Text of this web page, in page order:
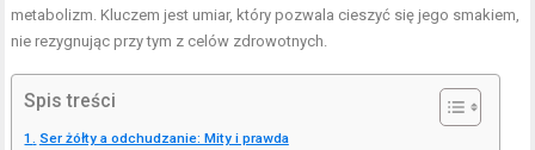
metabolizm. Kluczem jest umiar, który pozwala cieszyć się jego smakiem,
nie rezygnując przy tym z celów zdrowotnych.
Spis treści
Ser żółty a odchudzanie: Mity i prawda